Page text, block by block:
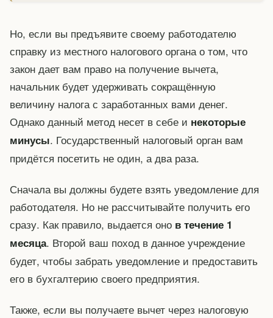
Но, если вы предъявите своему работодателю
справку из местного налогового органа о том, что
закон дает вам право на получение вычета,
начальник будет удерживать сокращённую
величину налога с заработанных вами денег.
Однако данный метод несет в себе и некоторые
минусы. Государственный налоговый орган вам
придётся посетить не один, а два раза.
Сначала вы должны будете взять уведомление для
работодателя. Но не рассчитывайте получить его
сразу. Как правило, выдается оно в течение 1
месяца. Второй ваш поход в данное учреждение
будет, чтобы забрать уведомление и предоставить
его в бухгалтерию своего предприятия.
Также, если вы получаете вычет через налоговую